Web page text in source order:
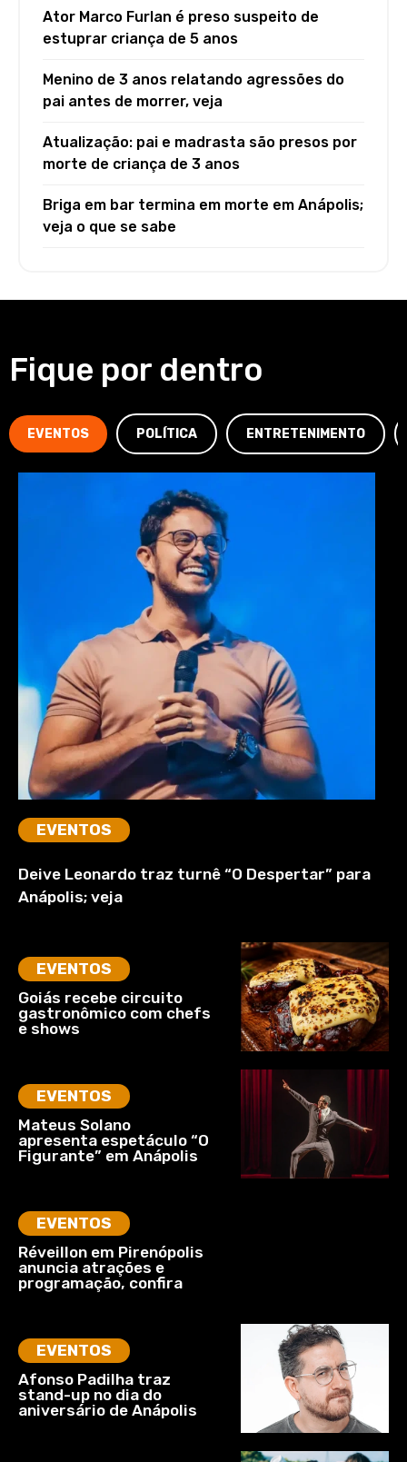
Ator Marco Furlan é preso suspeito de
estuprar criança de 5 anos
Menino de 3 anos relatando agressões do
pai antes de morrer, veja
Atualização: pai e madrasta são presos por
morte de criança de 3 anos
Briga em bar termina em morte em Anápolis;
veja o que se sabe
Fique por dentro
EVENTOS POLÍTICA ENTRETENIMENTO
EVENTOS
Deive Leonardo traz turnê “O Despertar” para
Anápolis; veja
EVENTOS
Goiás recebe circuito
gastronômico com chefs
e shows
EVENTOS
Mateus Solano
apresenta espetáculo “O
Figurante” em Anápolis
EVENTOS
Réveillon em Pirenópolis
anuncia atrações e
programação, confira
EVENTOS
Afonso Padilha traz
stand-up no dia do
aniversário de Anápolis